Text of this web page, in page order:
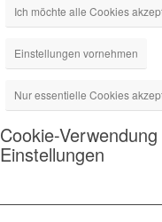
Ich möchte alle Cookies
Einstellungen vornehmen
Nur essentielle Cookies
Cookie-
Einstellungen